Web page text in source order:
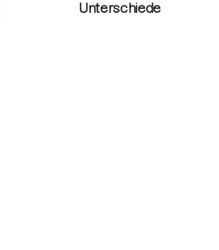
Unterschiede